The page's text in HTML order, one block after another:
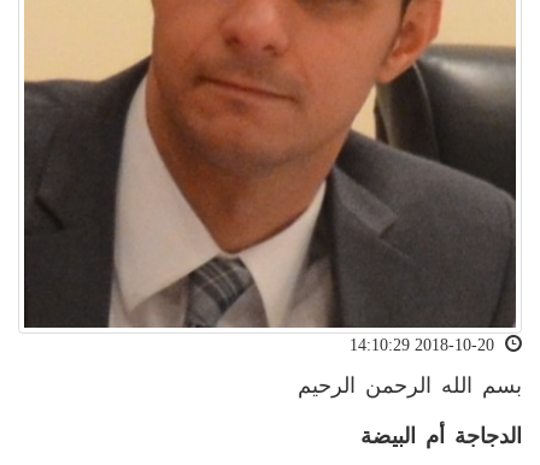
بسم الله الرحمن الرحيم
الدجاجة أم البيضة